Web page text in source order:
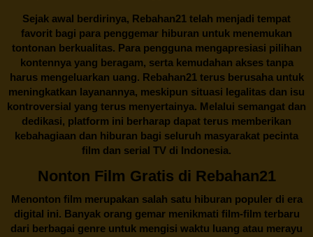
Sejak awal berdirinya, Rebahan21 telah menjadi tempat
favorit bagi para penggemar hiburan untuk menemukan
tontonan berkualitas. Para pengguna mengapresiasi pilihan
kontennya yang beragam, serta kemudahan akses tanpa
harus mengeluarkan uang. Rebahan21terus berusaha untuk
meningkatkan layanannya, meskipun situasi legalitas dan isu
kontroversial yang terus menyertainya. Melalui semangat dan
dedikasi, platform ini berharap dapat terus memberikan
kebahagiaan dan hiburan bagi seluruh masyarakat pecinta
film dan serial TV di Indonesia.
Nonton Film Gratis di Rebahan21
Menonton film merupakan salah satu hiburan populer di era
digital ini. Banyak orang gemar menikmati film-film terbaru
dari berbagai genre untuk mengisi waktu luang atau merayu